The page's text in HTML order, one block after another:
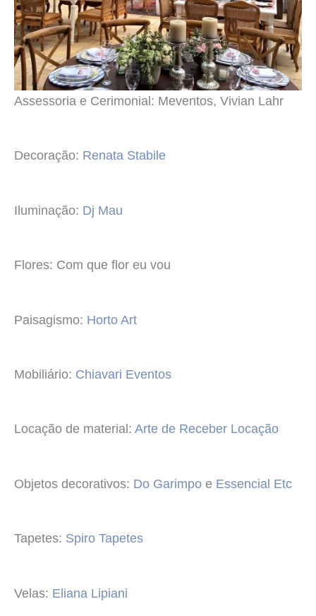
Assessoria e Cerimonial: Meventos, Vivian Lahr
Decoração: Renata Stabile
Iluminação: Dj Mau
Flores: Com que flor eu vou
Paisagismo: Horto Art
Mobiliário: Chiavari Eventos
Locação de material: Arte de Receber Locação
Objetos decorativos: Do Garimpo e Essencial Etc
Tapetes: Spiro Tapetes
Velas: Eliana Lipiani